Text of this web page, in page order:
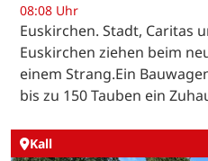
08:08 Uhr
Euskirchen. Stadt, Caritas
Euskirchen ziehen beim
einem Strang.Ein
bis zu 150 Tauben ein
Kall